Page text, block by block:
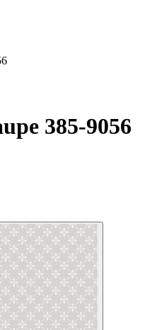
385-9056